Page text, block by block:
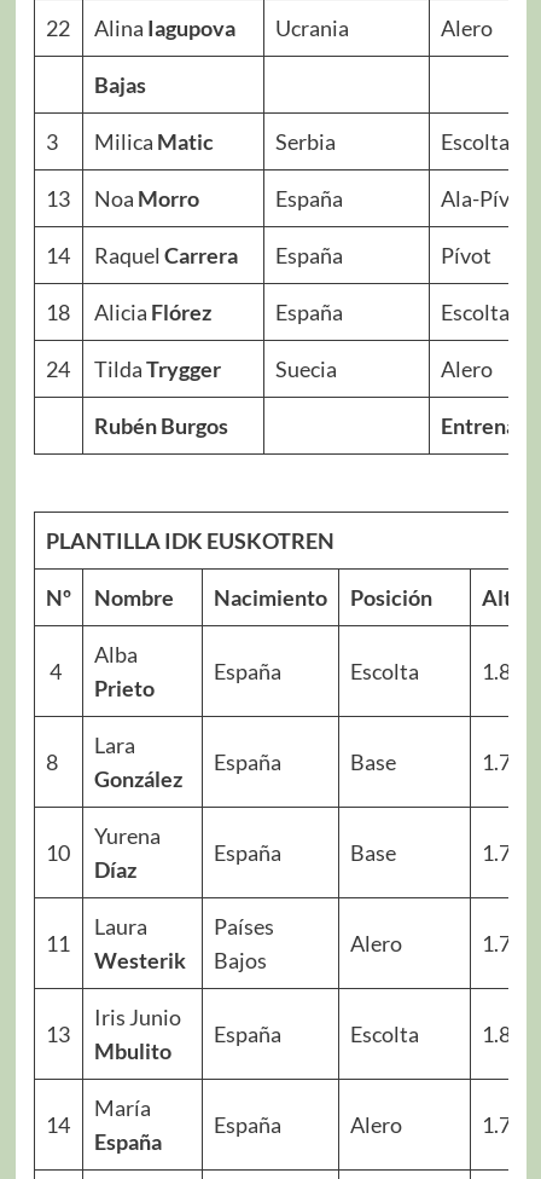
22 Alina Iagupova Ucrania Alero
Bajas
3 Milica Matic Serbia Escolta
13 Noa Morro España Ala-Pívot
14 Raquel Carrera España Pívot
18 Alicia Flórez España Escolta
24 TildaTrygger Suecia Alero
Rubén Burgos
PLANTILLA IDK EUSKOTREN
Nº Nombre Nacimiento Posición Alt.
4
Alba
Prieto
España Escolta 1.80
8
Lara
González
España Base 1.76
10
Yurena
Díaz
España Base 1.77
11
Laura
Westerik
Países
Bajos
Alero 1.76
13
Iris Junio
Mbulito
España Escolta 1.83
14
María
España
España Alero 1.79